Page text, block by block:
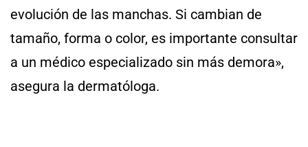
evolución de las manchas. Si cambian de
tamaño, forma o color, es importante consultar
a un médico especializado sin más demora»,
asegura la dermatóloga.